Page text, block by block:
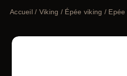
Accueil/ Viking / Épée viking /